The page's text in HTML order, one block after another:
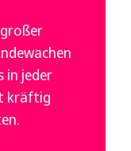
in jeder
kräftig